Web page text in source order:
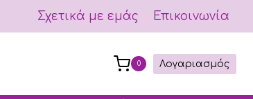
Σχετικά με εμάς Επικοινωνία
0 Λογαριασμός